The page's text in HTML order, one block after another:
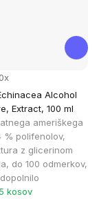
Alcohol
Extract, 100 ml
ameriškega
% polifenolov,
z glicerinom
do 100 odmerkov,
0x
kosov